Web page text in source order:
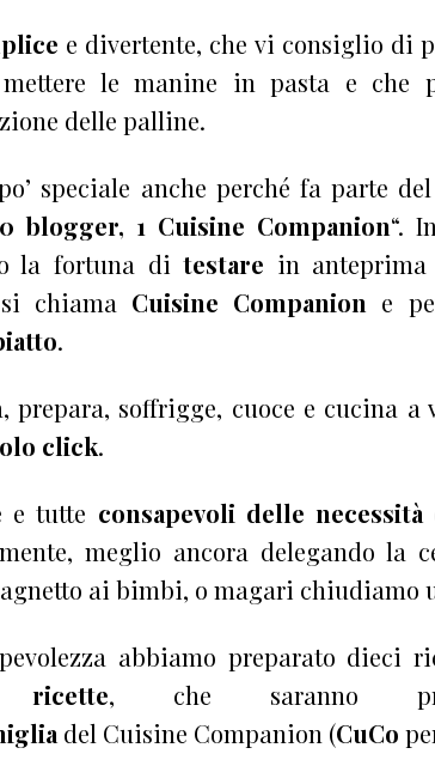
e divertente, che vi consiglio di
le manine in pasta e che
delle palline.
speciale anche perché fa parte
blogger, 1 Cuisine Companion“.
la fortuna ditestare in
chiama Cuisine Companion e
.
prepara, soffrigge, cuoce e cucina a
click.
e tutte consapevoli delle
meglio ancora delegando la
ai bimbi, o magari chiudiamo
abbiamo preparato dieci
, che saranno
del Cuisine Companion (CuCo